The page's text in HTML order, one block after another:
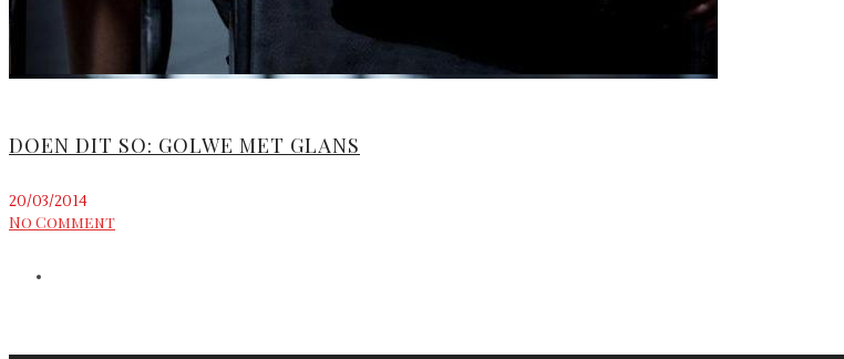
DOEN DIT SO: GOLWE MET GLANS
20/03/2014
No Comment